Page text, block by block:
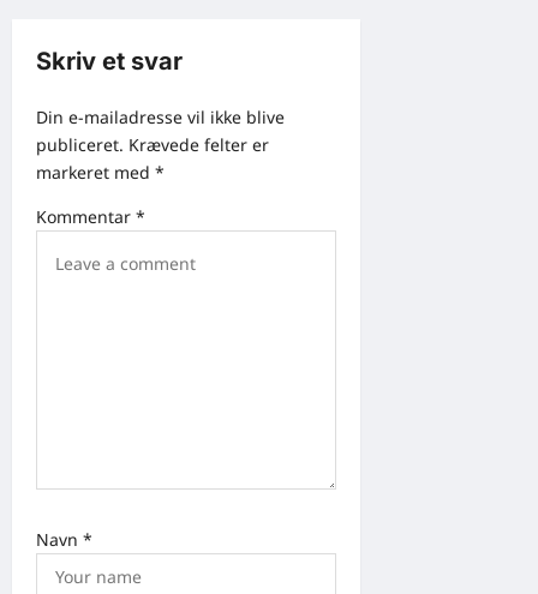
g
t
i
n
Skriv et svar
Din e-mailadresse vil ikke blive
publiceret. Krævede felter er
markeret med *
Kommentar *
Navn *